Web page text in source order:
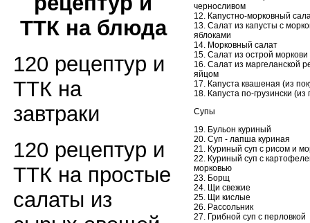
ТТК на блюда
120 рецептур и
ТТК на
завтраки
120 рецептур и
ТТК на простые
салаты из
черносливом
12. Капустно-морковный
13. Салат из капусты с
яблоками
14. Морковный салат
15. Салат из острой моркови
16. Салат из маргеланской
яйцом
17. Капуста квашеная (из
18. Капуста по-грузински (из
Супы
19. Бульон куриный
20. Суп - лапша куриная
21. Куриный суп с рисом и
22. Куриный суп с
морковью
23. Борщ
24. Щи свежие
25. Щи кислые
26. Рассольник
27. Грибной суп с перловкой